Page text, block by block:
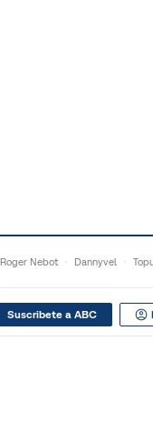
Roger Nebot Dannyvel
Suscribete a ABC